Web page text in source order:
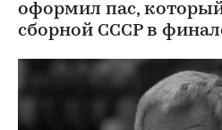
оформил пас,
сборной СССР в